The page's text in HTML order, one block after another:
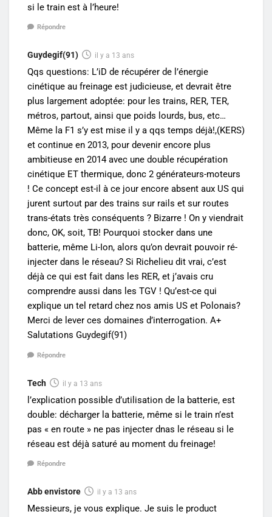
si le train est à l’heure!
Répondre
Guydegif(91) il y a 13 ans
Qqs questions: L’iD de récupérer de l’énergie
cinétique au freinage est judicieuse, et devrait être
plus largement adoptée: pour les trains, RER, TER,
métros, partout, ainsi que poids lourds, bus, etc…
Même la F1 s’y est mise il y a qqs temps déjà!,(KERS)
et continue en 2013, pour devenir encore plus
ambitieuse en 2014 avec une double récupération
cinétique ET thermique, donc 2 générateurs-moteurs
! Ce concept est-il à ce jour encore absent aux US qui
jurent surtout par des trains sur rails et sur routes
trans-états très conséquents ? Bizarre ! On y viendrait
donc, OK, soit, TB! Pourquoi stocker dans une
batterie, même Li-Ion, alors qu’on devrait pouvoir ré-
injecter dans le réseau? Si Richelieu dit vrai, c’est
déjà ce qui est fait dans les RER, et j’avais cru
comprendre aussi dans les TGV ! Qu’est-ce qui
explique un tel retard chez nos amis US et Polonais?
Merci de lever ces domaines d’interrogation. A+
Salutations Guydegif(91)
Répondre
Tech il y a 13 ans
l’explication possible d’utilisation de la batterie, est
double: décharger la batterie, même si le train n’est
pas « en route » ne pas injecter dnas le réseau si le
réseau est déjà saturé au moment du freinage!
Répondre
Abb envistore il y a 13 ans
Messieurs, je vous explique. Je suis le product